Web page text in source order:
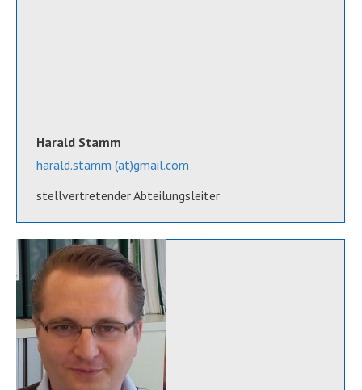
Harald Stamm
harald.stamm (at)gmail.com
stellvertretender Abteilungsleiter